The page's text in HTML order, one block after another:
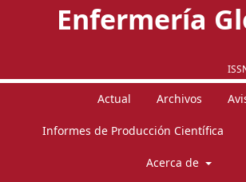
Enfermería
Actual Archivos
Informes de Producción Científica
Acerca de